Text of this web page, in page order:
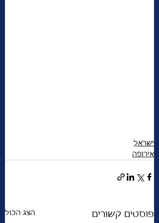
ישראל
אירופה
פוסטים קשורים הצג הכול